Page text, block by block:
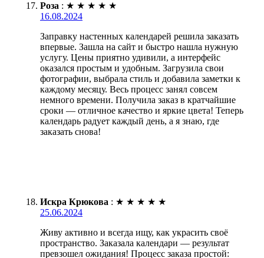
Роза : ★ ★ ★ ★ ★
16.08.2024
Заправку настенных календарей решила заказать
впервые. Зашла на сайт и быстро нашла нужную
услугу. Цены приятно удивили, а интерфейс
оказался простым и удобным. Загрузила свои
фотографии, выбрала стиль и добавила заметки к
каждому месяцу. Весь процесс занял совсем
немного времени. Получила заказ в кратчайшие
сроки — отличное качество и яркие цвета! Теперь
календарь радует каждый день, а я знаю, где
заказать снова!
Искра Крюкова : ★ ★ ★ ★ ★
25.06.2024
Живу активно и всегда ищу, как украсить своё
пространство. Заказала календари — результат
превзошел ожидания! Процесс заказа простой: